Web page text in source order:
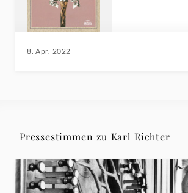
8. Apr. 2022
Pressestimmen zu Karl Richter